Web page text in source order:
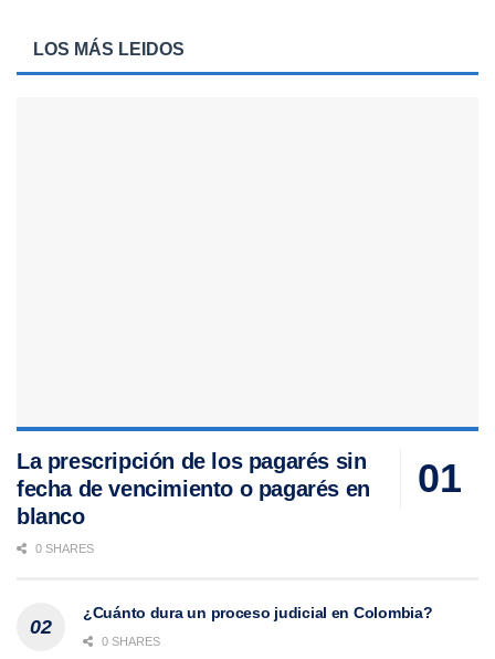
LOS MÁS LEIDOS
La prescripción de los pagarés sin
fecha de vencimiento o pagarés en
blanco
0 SHARES
¿Cuánto dura un proceso judicial en Colombia?
0 SHARES